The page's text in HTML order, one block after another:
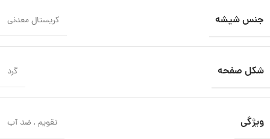
جنس شیشه کریستال معدنی
شکل صفحه گرد
ویژگی تقویم , ضد آب